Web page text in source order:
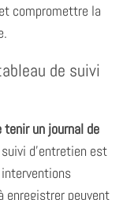
compromettre la
de suivi
tenir un journal de
d’entretien est
enregistrer peuvent